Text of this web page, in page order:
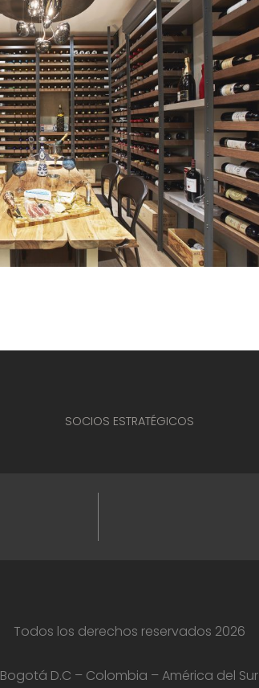
SOCIOS ESTRATÉGICOS
Todos los derechos reservados 2026
Bogotá D.C – Colombia – América del Sur